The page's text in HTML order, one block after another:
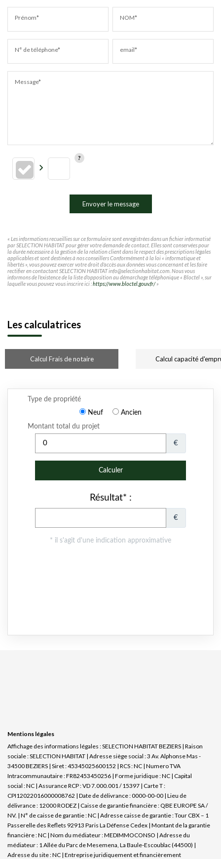
Prénom* NOM*
N° de téléphone* email*
Message*
Envoyer le message
« Les informations recueillies sur ce formulaire sont enregistrées dans un fichier informatisé
par SELECTION HABITAT pour gérer votre demande de contact. Elles sont conservées pour
la durée nécessaire à la gestion de la relation client dans le respect des prescriptions légales
applicables et sont destinées à nos conseillers Conformément à la loi « informatique et
libertés », vous pouvez exercer votre droit d'accès aux données vous concernant et les faire
rectifier en contactant SELECTION HABITAT info@selectionhabitat.com. Nous vous
informons de l'existence de la liste d'opposition au démarchage téléphonique « Bloctel », sur
laquelle vous pouvez vous inscrire ici :https://www.bloctel.gouv.fr/»
Les calculatrices
Calcul Frais de notaire Calcul capacité
Mentions légales
Affichage des informations légales : SELECTION HABITAT BEZIERS | Raison
sociale : SELECTION HABITAT | Adresse siège social : 3 Av. Alphonse Mas -
34500 BEZIERS | Siret : 45345025600152 | RCS : NC | Numero TVA
Intracommunautaire : FR82453450256 | Forme juridique : NC | Capital
social : NC | Assurance RCP : VD 7.000.001 / 15397 | Carte T :
CPI12022016000008762 | Date de délivrance : 0000-00-00 | Lieu de
délivrance : 12000 RODEZ | Caisse de garantie financière : QBE EUROPE SA /
NV. | N° de caisse de garantie : NC | Adresse caisse de garantie : Tour CBX – 1
Passerelle des Reflets 92913 Paris La Défense Cedex | Montant de la garantie
financière : NC | Nom du médiateur : MEDIMMOCONSO | Adresse du
médiateur : 1 Allée du Parc de Mesemena, La Baule-Escoublac (44500) |
Adresse du site : NC | Entreprise juridiquement et financièrement